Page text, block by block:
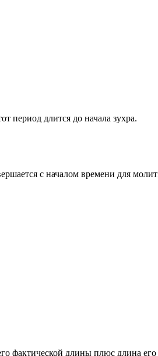
период длится до начала зухра.
с началом времени для
фактической длины плюс длина